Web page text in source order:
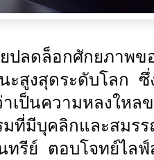
ปลดล็อกศักยภาพข
ะสูงสุดระดับโลก ซึ่
เป็นความหลงให
มที่มีบุคลิกและสม
ทรีย์ ตอบโจทย์ไล